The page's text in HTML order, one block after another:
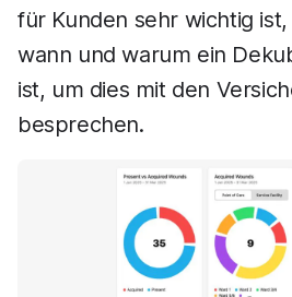
für Kunden sehr wichtig
wann und warum ein
ist, um dies mit den
besprechen.